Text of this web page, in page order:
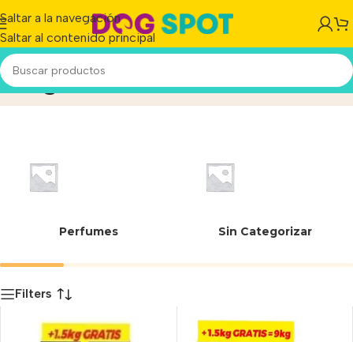
Saltar a la navegación
Saltar al contenido principal
9 kgInicio/Producto
Perfumes Sin Categorizar
Filters